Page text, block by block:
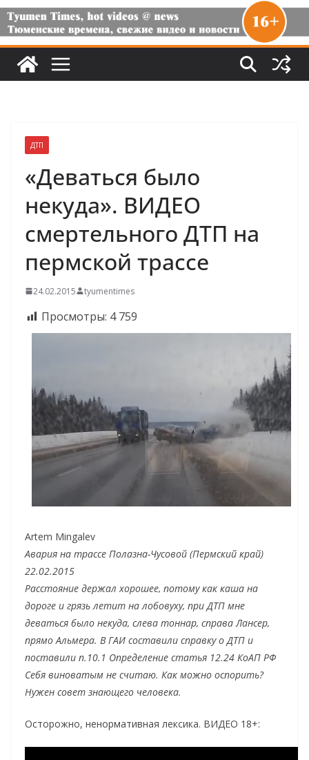
ДТП
«Деваться было
некуда». ВИДЕО
смертельного ДТП на
пермской трассе
24.02.2015 tyumentimes
Просмотры: 4 759
Artem Mingalev
Авария на трассе Полазна-Чусовой (Пермский край)
22.02.2015
Расстояние держал хорошее, потому как каша на
дороге и грязь летит на лобовуху, при ДТП мне
деваться было некуда, слева тоннар, справа Лансер,
прямо Альмера. В ГАИ составили справку о ДТП и
поставили п.10.1 Определение статья 12.24 КоАП РФ
Себя виноватым не считаю. Как можно оспорить?
Нужен совет знающего человека.
Осторожно, ненормативная лексика. ВИДЕО 18+: